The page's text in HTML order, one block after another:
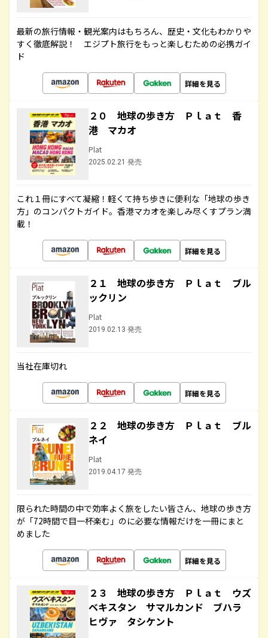
最新の旅行情報・観光案内はもちろん、歴史・文化もわかりや
すく徹底解説！ エジプト旅行をもっと楽しむための必携ガイ
ド
詳細を見る
２０ 地球の歩き方 Ｐｌａｔ 香
港 マカオ
Plat
2025.02.21 発売
これ１冊にすべて凝縮！軽くて持ち歩きに便利な「地球の歩き
方」のコンパクトガイド。香港マカオを楽しみ尽くすプラン満
載！
詳細を見る
２１ 地球の歩き方 Ｐｌａｔ ブル
ックリン
Plat
2019.02.13 発売
当社在庫切れ
詳細を見る
２２ 地球の歩き方 Ｐｌａｔ ブル
ネイ
Plat
2019.04.17 発売
限られた時間の中で効率よく旅をしたい皆さん、地球の歩き方
が「72時間で目一杯楽む」のに必要な情報だけを一冊にまと
めました
詳細を見る
２３ 地球の歩き方 Ｐｌａｔ ウズ
ベキスタン サマルカンド ブハラ
ヒヴァ タシケント